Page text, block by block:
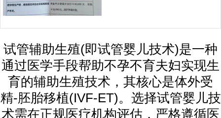
试管辅助生殖(即试管婴儿技术)是一种
通过医学手段帮助不孕不育夫妇实现生
育的辅助生殖技术，其核心是体外受
精-胚胎移植(IVF-ET)。选择试管婴儿技
术需在正规医疗机构评估，严格遵循医